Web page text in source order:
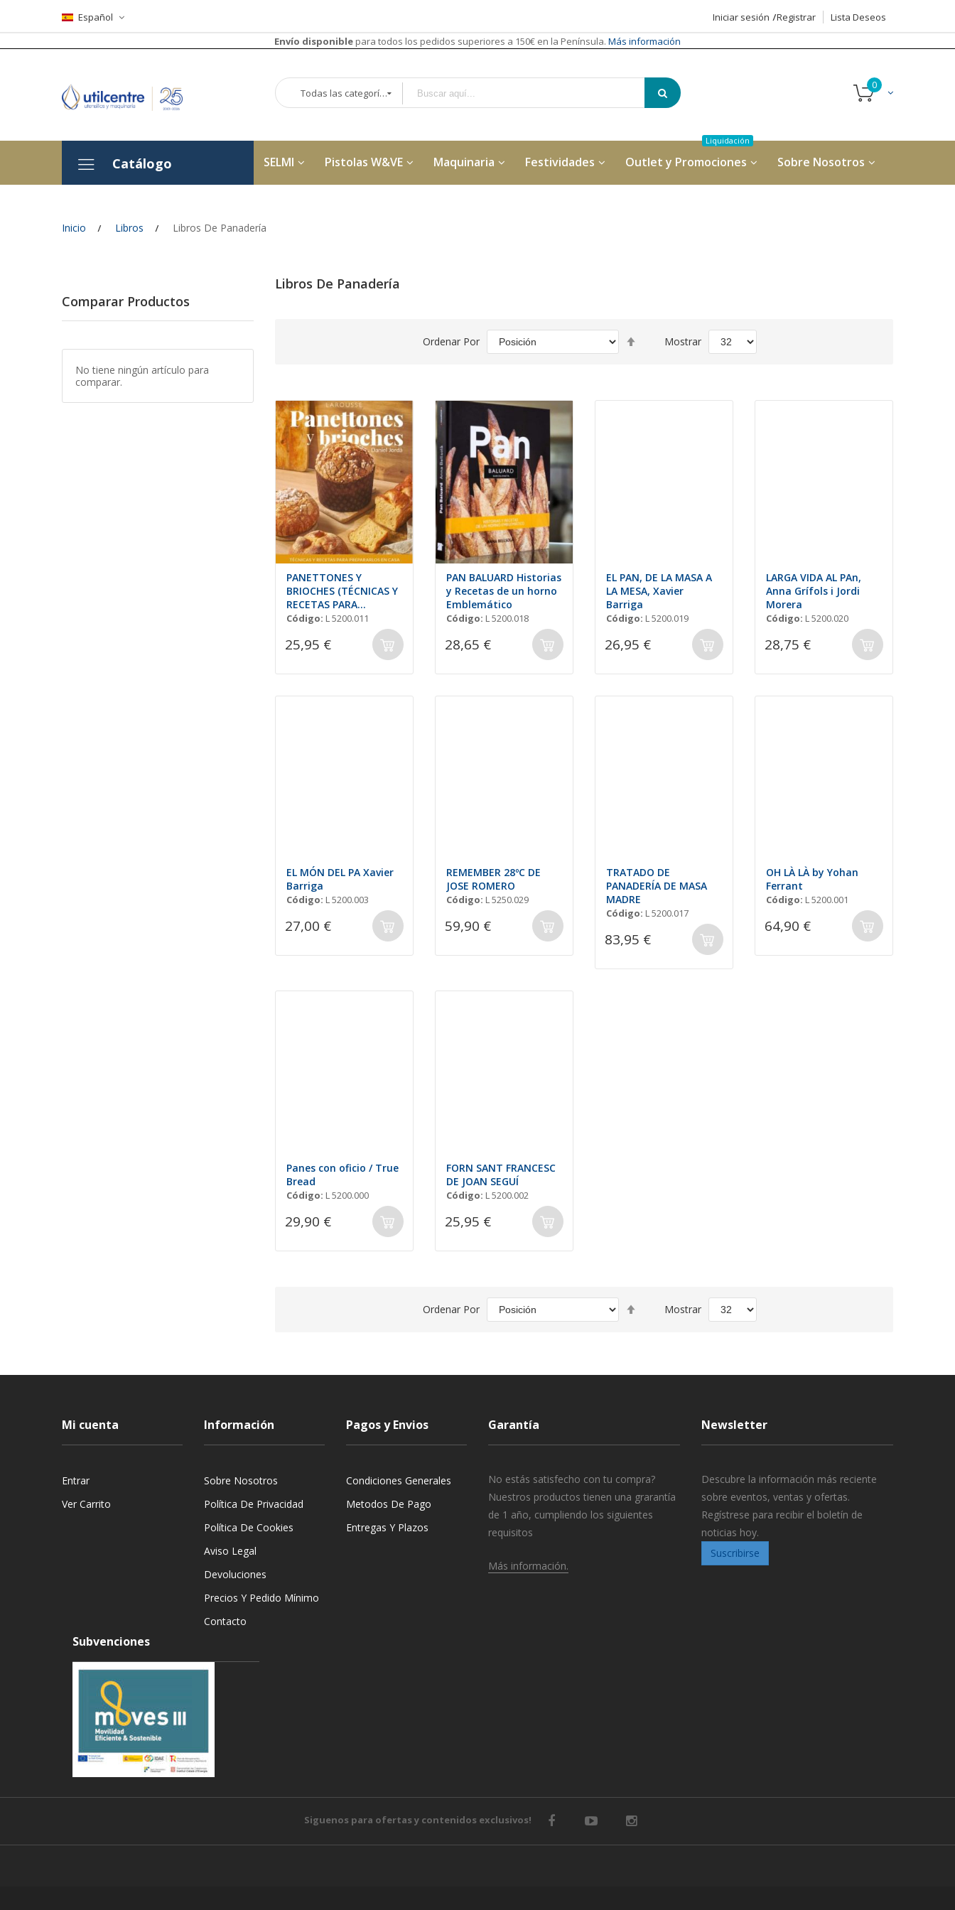
Español Iniciar sesión Registrar
Lista Deseos
Envío disponible para todos los pedidos superiores a 150€ en la Península. Más información
Todas las categorías
Catálogo SELMI Pistolas W&VE Maquinaria Festividades Outlet y Promociones Sobre Nosotros
Inicio Libros Libros De Panadería
Libros De Panadería
Ordenar Por Mostrar
PANETTONES Y
BRIOCHES (TÉCNICAS Y
RECETAS PARA
PREPARLOS EN CASA.
Código: L 5200.011
25,95 €
PAN BALUARD Historias
y Recetas de un horno
Emblemático
Código: L 5200.018
28,65 €
EL PAN, DE LA MASA A
LA MESA, Xavier
Barriga
Código: L 5200.019
26,95 €
LARGA VIDA AL PAn,
Anna Grífols i Jordi
Morera
Código: L 5200.020
28,75 €
EL MÓN DEL PA Xavier
Barriga
Código: L 5200.003
27,00 €
REMEMBER 28ºC DE
JOSE ROMERO
Código: L 5250.029
59,90 €
TRATADO DE
PANADERÍA DE MASA
MADRE
Código: L 5200.017
83,95 €
OH LÀ LÀ by Yohan
Ferrant
Código: L 5200.001
64,90 €
Panes con oficio / True
Bread
Código: L 5200.000
29,90 €
FORN SANT FRANCESC
DE JOAN SEGUÍ
Código: L 5200.002
25,95 €
Ordenar Por Mostrar
Comparar Productos
No tiene ningún artículo para
comparar.
Mi cuenta
Entrar
Ver Carrito
Información
Sobre Nosotros
Política De Privacidad
Política De Cookies
Aviso Legal
Devoluciones
Precios Y Pedido Mínimo
Contacto
Pagos y Envios
Condiciones Generales
Metodos De Pago
Entregas Y Plazos
Garantía
No estás satisfecho con tu compra?
Nuestros productos tienen una grarantía
de 1 año, cumpliendo los siguientes
requisitos
Más información.
Newsletter
Descubre la información más reciente
sobre eventos, ventas y ofertas.
Regístrese para recibir el boletín de
noticias hoy.
Suscribirse
Subvenciones
Siguenos para ofertas y contenidos exclusivos!